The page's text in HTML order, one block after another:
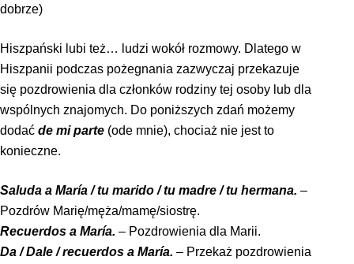
dobrze)
Hiszpański lubi też… ludzi wokół rozmowy. Dlatego w
Hiszpanii podczas pożegnania zazwyczaj przekazuje
się pozdrowienia dla członków rodziny tej osoby lub dla
wspólnych znajomych. Do poniższych zdań możemy
dodać de mi parte (ode mnie), chociaż nie jest to
konieczne.
Saluda a María / tu marido / tu madre / tu hermana. –
Pozdrów Marię/męża/mamę/siostrę.
Recuerdos a María. – Pozdrowienia dla Marii.
Da / Dale / recuerdos a María. – Przekaż pozdrowienia